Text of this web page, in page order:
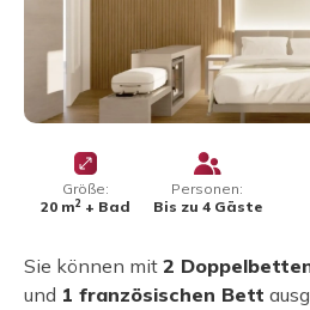
Größe:
20 m2 + Bad
Personen:
Bis zu 4 Gäste
Sie können mit 2
und 1 französischen Bett